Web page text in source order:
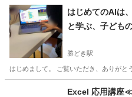
東京 千代田区 秋葉原駅
Windows総合 タブレット
はじめてのAIは
と学ぶ、子ども
勝どき駅
はじめまして。 ご覧いただき、ありがと
勝どき駅 パソ
Excel 応用講座